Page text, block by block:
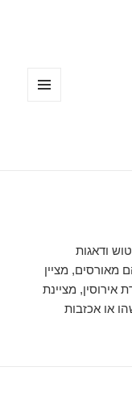
ודאגות
מאורסים, מציין
מציינת
או אכזבות